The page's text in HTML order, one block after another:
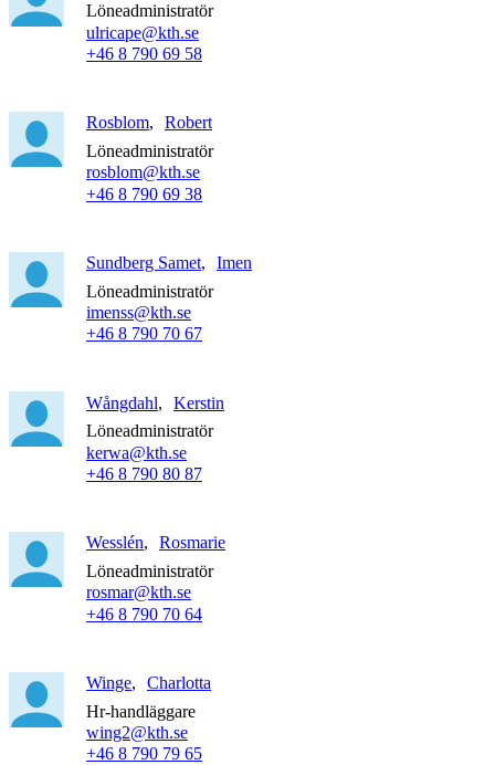
Löneadministratör
ulricape@kth.se
+46 8 790 69 58
Rosblom
Robert
Löneadministratör
rosblom@kth.se
+46 8 790 69 38
Sundberg Samet
Imen
Löneadministratör
imenss@kth.se
+46 8 790 70 67
Wångdahl
Kerstin
Löneadministratör
kerwa@kth.se
+46 8 790 80 87
Wesslén
Rosmarie
Löneadministratör
rosmar@kth.se
+46 8 790 70 64
Winge
Charlotta
Hr-handläggare
wing2@kth.se
+46 8 790 79 65